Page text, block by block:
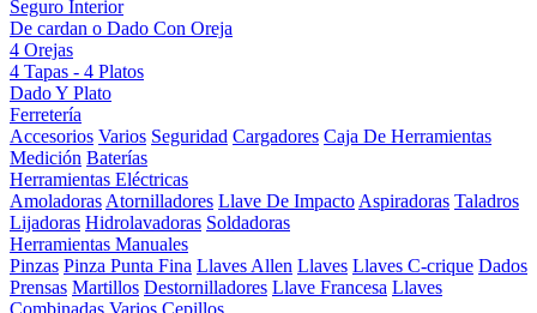
Seguro Interior
De cardan o Dado Con Oreja
4 Orejas
4 Tapas - 4 Platos
Dado Y Plato
Ferretería
Accesorios Varios Seguridad Cargadores Caja De Herramientas
Medición Baterías
Herramientas Eléctricas
Amoladoras Atornilladores Llave De Impacto Aspiradoras Taladros
Lijadoras Hidrolavadoras Soldadoras
Herramientas Manuales
Pinzas Pinza Punta Fina Llaves Allen Llaves Llaves C-crique Dados
Prensas Martillos Destornilladores Llave Francesa Llaves
Combinadas Varios Cepillos